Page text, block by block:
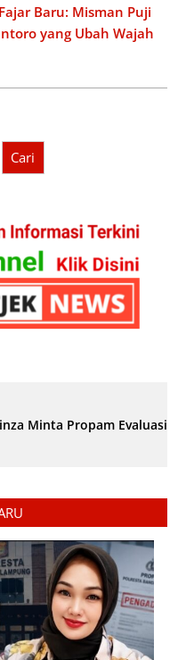
Baru: Misman Puji
yang Ubah Wajah
Cari
Minta Propam Evaluasi